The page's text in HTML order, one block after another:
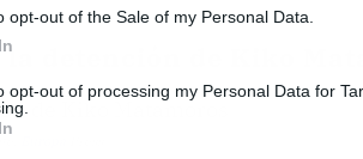
opt-out of the Sale of my Personal Data.
opt-out of processing my Personal Data for
detención de Kiko